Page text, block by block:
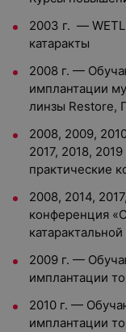
2003 г. —
катаракты
2008 г. —
имплантации
линзы Restore,
2008, 2009,
2017, 2018,
практические
2008, 2014,
конференция
2009 г. —
имплантации
2010 г. —
имплантации